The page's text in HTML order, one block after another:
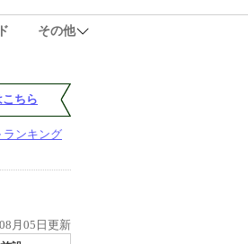
その他
ちら
ランキング
月05日更新